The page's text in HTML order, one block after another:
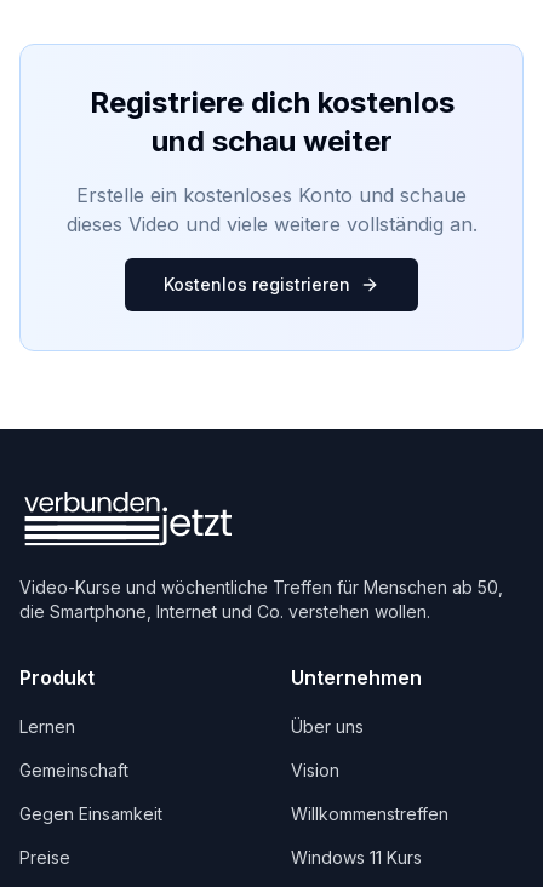
Registriere dich kostenlos
und schau weiter
Erstelle ein kostenloses Konto und schaue
dieses Video und viele weitere vollständig an.
Kostenlos registrieren
Video-Kurse und wöchentliche Treffen für Menschen ab 50,
die Smartphone, Internet und Co. verstehen wollen.
Produkt
Lernen
Gemeinschaft
Gegen Einsamkeit
Preise
Unternehmen
Über uns
Vision
Willkommenstreffen
Windows 11 Kurs